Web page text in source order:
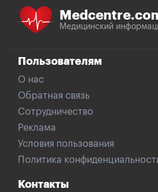
Медицинский
Пользователям
О нас
Обратная связь
Сотрудничество
Реклама
Условия пользования
Политика
Контакты